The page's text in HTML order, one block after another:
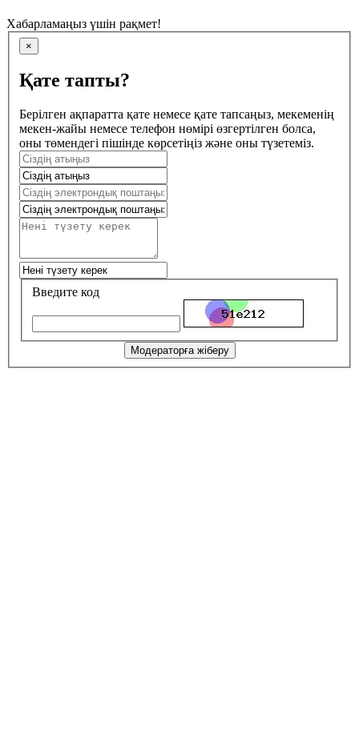
Хабарламаңыз үшін рақмет!
×
Қате тапты?
Берілген ақпаратта қате немесе қате тапсаңыз, мекеменің
мекен-жайы немесе телефон нөмірі өзгертілген болса,
оны төмендегі пішінде көрсетіңіз және оны түзетеміз.
Введите код
Модераторға жіберу